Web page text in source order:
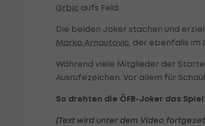
Grbic aufs Feld.
Die beiden Joker stachen und
Marko Arnautovic, der ebenfalls im
Während viele Mitglieder der
Ausrufezeichen. Vor allem für
So drehten die ÖFB-Joker das Spiel:
(Text wird unter dem Video